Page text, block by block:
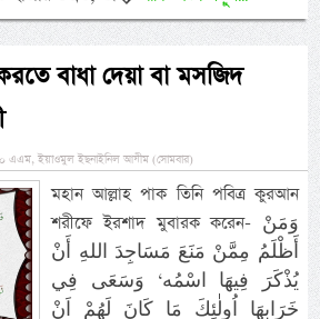
বাধা দেয়া বা মসজিদ
এএম, ইয়াওমুল ইছনাইনিল আযীম (সোমবার)
মহান আল্লাহ পাক তিনি পবিত্র কুরআন
শরীফে ইরশাদ মুবারক করেন- وَمَنْ
أَظْلَمُ مِمَّنْ مَنَعَ مَسَاجِدَ اللهِ أَنْ
يُذْكَرَ فِيهَا اسْمُه‘ وَسَعَى فِي
خَرَابِهَا اُولٰئِكَ مَا كَانَ لَهُمْ اَنْ